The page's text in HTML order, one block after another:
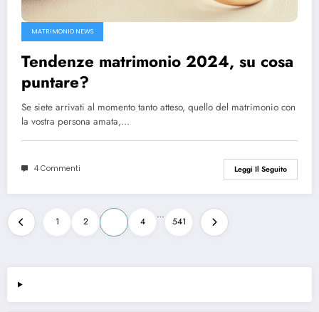
MATRIMONIO NEWS
Tendenze matrimonio 2024, su cosa
puntare?
Se siete arrivati al momento tanto atteso, quello del matrimonio con
la vostra persona amata,…
4 Commenti Leggi Il Seguito
Paginazione
degli
articoli
1 2 4
…
541